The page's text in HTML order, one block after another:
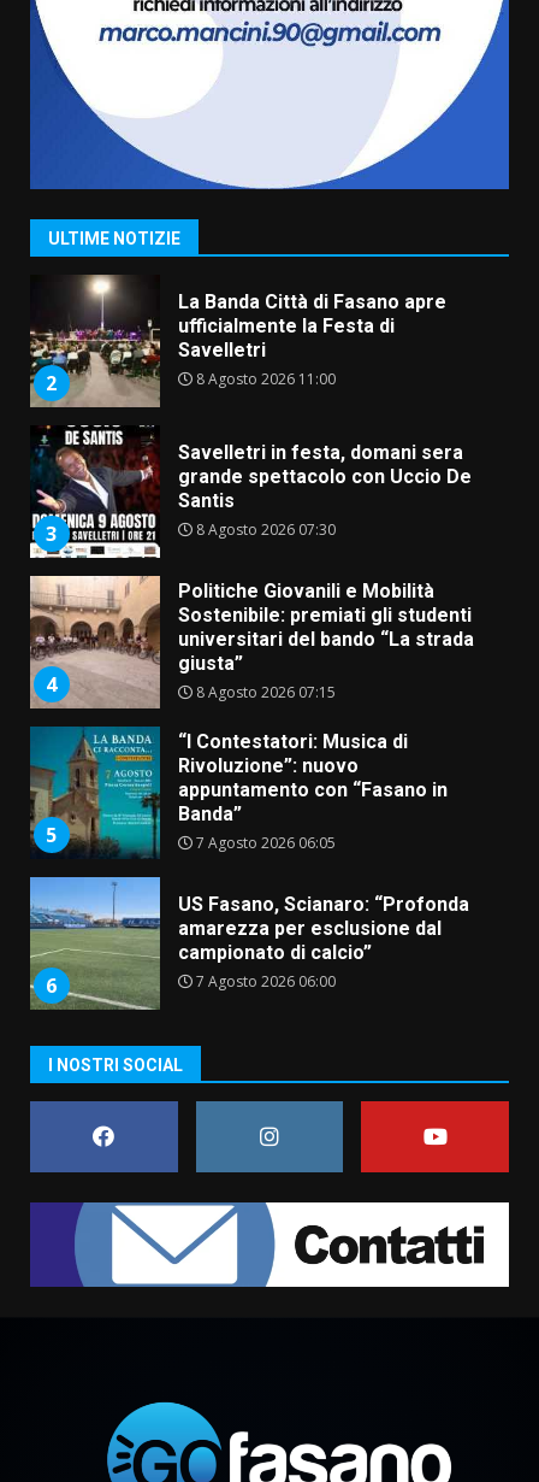
ULTIME NOTIZIE
Fasanese ferito a colpi di arma
da fuoco
6 Agosto 2026 18:13
1
Serie D, l’Us Fasano non molla e
conferma di voler ricorrere per
2
La Banda Città di Fasano apre
ufficialmente la Festa di
Savelletri
8 Agosto 2026 11:00
3
Savelletri in festa, domani sera
grande spettacolo con Uccio De
Santis
8 Agosto 2026 07:30
4
Politiche Giovanili e Mobilità
Sostenibile: premiati gli studenti
universitari del bando “La strada
giusta”
8 Agosto 2026 07:15
5
“I Contestatori: Musica di
Rivoluzione”: nuovo
appuntamento con “Fasano in
Banda”
7 Agosto 2026 06:05
6
US Fasano, Scianaro: “Profonda
amarezza per esclusione dal
campionato di calcio”
7 Agosto 2026 06:00
Fasanese ferito a colpi di arma
da fuoco
1
Serie D, l’Us Fasano non molla e
conferma di voler ricorrere per
ottenere l’iscrizione
8 Agosto 2026 19:55
Savelletri
8 Agosto 2026 11:00
I NOSTRI SOCIAL